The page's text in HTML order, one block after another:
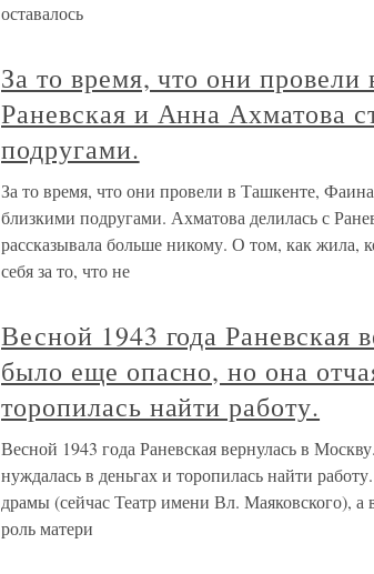
оставалось
За то время, что они
Раневская и Анна Ахматова
подругами.
За то время, что они провели в Ташкенте,
близкими подругами. Ахматова делилась с
рассказывала больше никому. О том, как
себя за то, что не
Весной 1943 года Раневская
было еще опасно, но она
торопилась найти работу.
Весной 1943 года Раневская вернулась в
нуждалась в деньгах и торопилась найти
драмы (сейчас Театр имени Вл. Маяковского),
роль матери